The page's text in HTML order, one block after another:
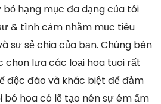
hạng mục đa dạng của tôi
& tình cảm nhằm mục tiêu
sự sẻ chia của bạn. Chúng bên
chọn lựa các loại hoa tuoi rất
độc đáo và khác biệt để đảm
bó hoa có lẽ tạo nên sự êm ấm